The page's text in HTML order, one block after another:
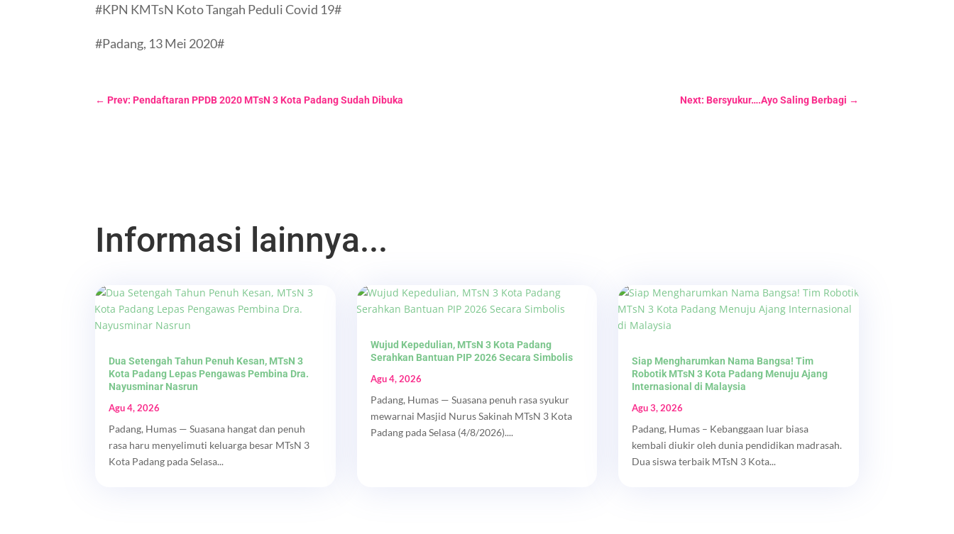
#KPN KMTsN Koto Tangah Peduli Covid 19#
#Padang, 13 Mei 2020#
←Prev: Pendaftaran PPDB 2020 MTsN 3 Kota Padang Sudah Dibuka Next: Bersyukur….Ayo Saling Berbagi →
Informasi lainnya...
Dua Setengah Tahun Penuh Kesan, MTsN 3
Kota Padang Lepas Pengawas Pembina Dra.
Nayusminar Nasrun
Agu 4, 2026
Padang, Humas — Suasana hangat dan penuh
rasa haru menyelimuti keluarga besar MTsN 3
Kota Padang pada Selasa...
Wujud Kepedulian, MTsN 3 Kota Padang
Serahkan Bantuan PIP 2026 Secara Simbolis
Agu 4, 2026
Padang, Humas — Suasana penuh rasa syukur
mewarnai Masjid Nurus Sakinah MTsN 3 Kota
Padang pada Selasa (4/8/2026)....
Siap Mengharumkan Nama Bangsa! Tim
Robotik MTsN 3 Kota Padang Menuju Ajang
Internasional di Malaysia
Agu 3, 2026
Padang, Humas – Kebanggaan luar biasa
kembali diukir oleh dunia pendidikan madrasah.
Dua siswa terbaik MTsN 3 Kota...